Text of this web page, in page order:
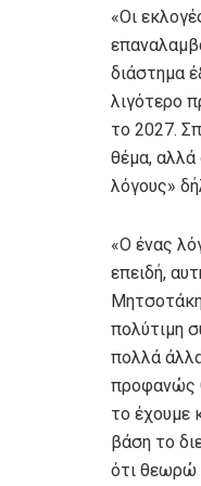
«Οι
διάστημα
λιγότερο
το 2027.
θέμα, αλλά
λόγους»
«Ο ένας
επειδή,
πολύτιμη
πολλά
προφανώς
το έχουμε
βάση το
ότι θεωρώ